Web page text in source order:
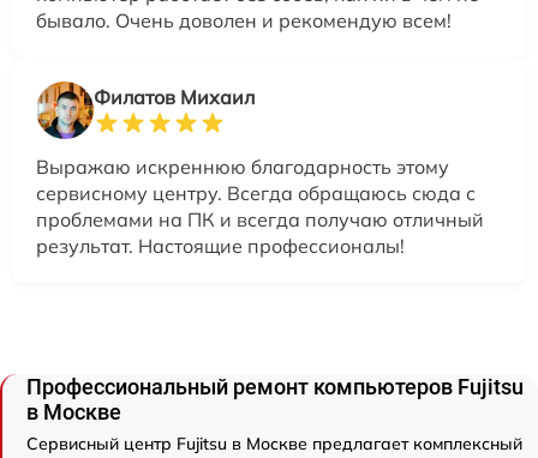
бывало. Очень доволен и рекомендую всем!
Филатов Михаил
Выражаю искреннюю благодарность этому
сервисному центру. Всегда обращаюсь сюда с
проблемами на ПК и всегда получаю отличный
результат. Настоящие профессионалы!
Профессиональный ремонт компьютеров Fujitsu
в Москве
Сервисный центр Fujitsu в Москве предлагает комплексный